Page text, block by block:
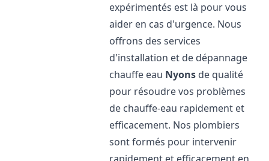
expérimentés est là pour vous
aider en cas d'urgence. Nous
offrons des services
d'installation et de dépannage
chauffe eau Nyons de qualité
pour résoudre vos problèmes
de chauffe-eau rapidement et
efficacement. Nos plombiers
sont formés pour intervenir